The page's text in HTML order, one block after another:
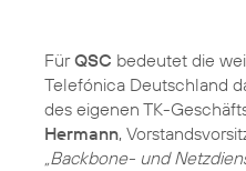
FürQSC bedeutet die
Telefónica Deutschland
des eigenen TK-
Hermann,
„Backbone- und